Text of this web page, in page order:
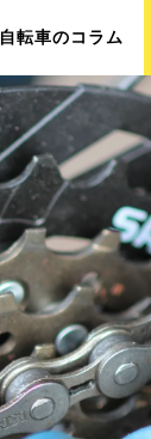
自転車のコラム